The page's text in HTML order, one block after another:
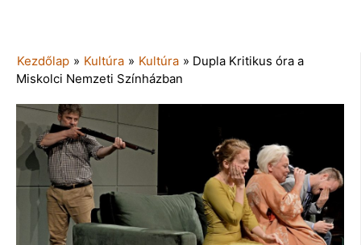
Kezdőlap » Kultúra » Kultúra » Dupla Kritikus óra a
Miskolci Nemzeti Színházban